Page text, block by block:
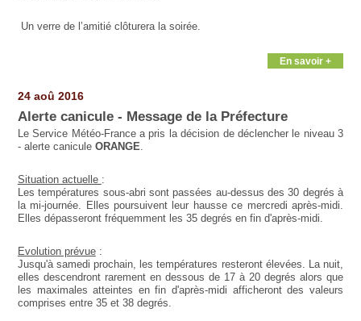
Un verre de l’amitié clôturera la soirée.
En savoir +
24 aoû 2016
Alerte canicule - Message de la Préfecture
Le Service Météo-France a pris la décision de déclencher le niveau 3
- alerte caniculeORANGE.
Situation actuelle :
Les températures sous-abri sont passées au-dessus des 30 degrés à
la mi-journée. Elles poursuivent leur hausse ce mercredi après-midi.
Elles dépasseront fréquemment les 35 degrés en fin d'après-midi.
Evolution prévue:
Jusqu'à samedi prochain, les températures resteront élevées. La nuit,
elles descendront rarement en dessous de 17 à 20 degrés alors que
les maximales atteintes en fin d'après-midi afficheront des valeurs
comprises entre 35 et 38 degrés.